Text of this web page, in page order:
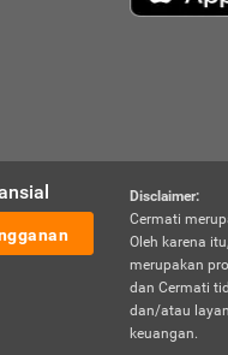
Disclaimer:
Cermati
Oleh karena
merupakan
dan Cermati
dan/atau
keuangan.